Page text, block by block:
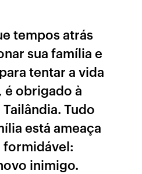
tempos atrás
sua família e
tentar a vida
é obrigado à
Tudo
está ameaça
inimigo.